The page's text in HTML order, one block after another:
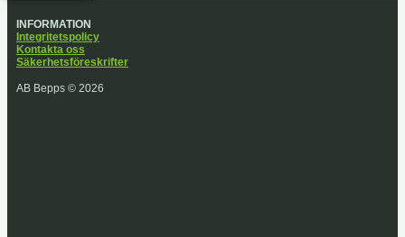
INFORMATION
Integritetspolicy
Kontakta oss
Säkerhetsföreskrifter
AB Bepps © 2026